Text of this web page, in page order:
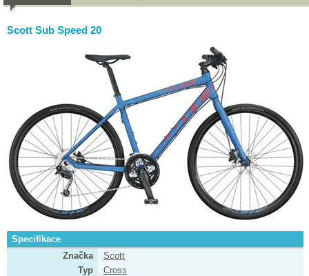
Scott Sub Speed 20
Specifikace
Značka
Scott
Typ
Cross